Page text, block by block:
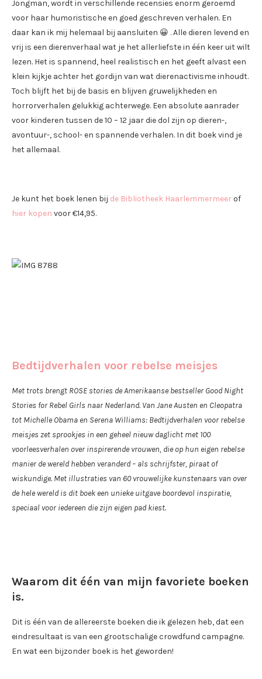
Jongman, wordt in verschillende recensies enorm geroemd
voor haar humoristische en goed geschreven verhalen. En
daar kan ik mij helemaal bij aansluiten 😀 . Alle dieren levend en
vrij is een dierenverhaal wat je het allerliefste in één keer uit wilt
lezen. Het is spannend, heel realistisch en het geeft alvast een
klein kijkje achter het gordijn van wat dierenactivisme inhoudt.
Toch blijft het bij de basis en blijven gruwelijkheden en
horrorverhalen gelukkig achterwege. Een absolute aanrader
voor kinderen tussen de 10 – 12 jaar die dol zijn op dieren-,
avontuur-, school- en spannende verhalen. In dit boek vind je
het allemaal.
Je kunt het boek lenen bij de Bibliotheek Haarlemmermeerof
hier kopen voor €14,95.
Bedtijdverhalen voor rebelse meisjes
Met trots brengt ROSE stories de Amerikaanse bestseller Good Night
Stories for Rebel Girls naar Nederland. Van Jane Austen en Cleopatra
tot Michelle Obama en Serena Williams: Bedtijdverhalen voor rebelse
meisjes zet sprookjes in een geheel nieuw daglicht met 100
voorleesverhalen over inspirerende vrouwen, die op hun eigen rebelse
manier de wereld hebben veranderd – als schrijfster, piraat of
wiskundige. Met illustraties van 60 vrouwelijke kunstenaars van over
de hele wereld is dit boek een unieke uitgave boordevol inspiratie,
speciaal voor iedereen die zijn eigen pad kiest.
Waarom dit één van mijn favoriete boeken
is.
Dit is één van de allereerste boeken die ik gelezen heb, dat een
eindresultaat is van een grootschalige crowdfund campagne.
En wat een bijzonder boek is het geworden!